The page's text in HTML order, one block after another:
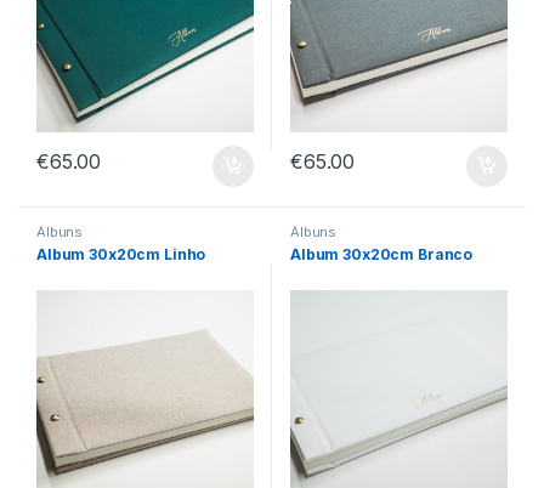
€65.00 €65.00
Álbuns
Álbum 30x20cm Linho
Álbuns
Álbum 30x20cm Branco